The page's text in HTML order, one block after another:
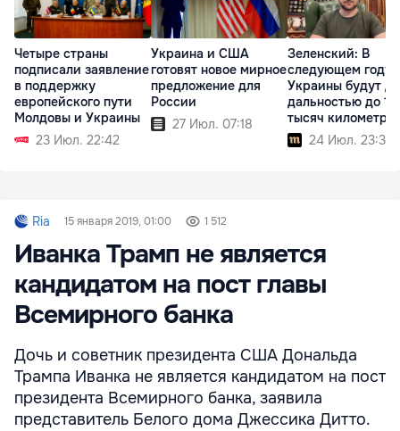
Четыре страны
подписали заявление
в поддержку
европейского пути
Молдовы и Украины
23 Июл. 22:42
Украина и США
готовят новое мирное
предложение для
России
27 Июл. 07:18
Зеленский: В
следующем году
Украины будут
дальностью до 10
тысяч
24 Июл. 23:35
Ria 15 января 2019, 01:00 1 512
Иванка Трамп не является
кандидатом на пост главы
Всемирного банка
Дочь и советник президента США Дональда
Трампа Иванка не является кандидатом на пост
президента Всемирного банка, заявила
представитель Белого дома Джессика Дитто.